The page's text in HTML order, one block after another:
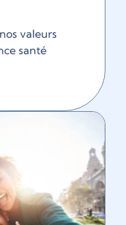
valeurs
santé